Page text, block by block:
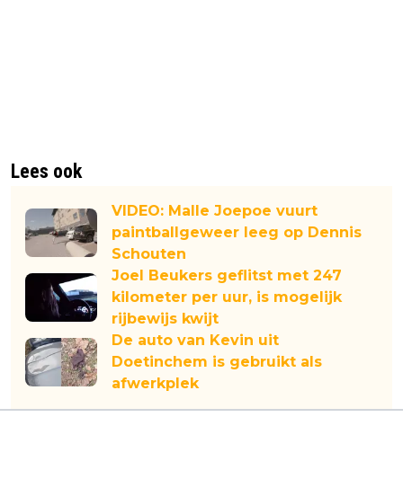
Lees ook
VIDEO: Malle Joepoe vuurt
paintballgeweer leeg op Dennis
Schouten
Joel Beukers geflitst met 247
kilometer per uur, is mogelijk
rijbewijs kwijt
De auto van Kevin uit
Doetinchem is gebruikt als
afwerkplek